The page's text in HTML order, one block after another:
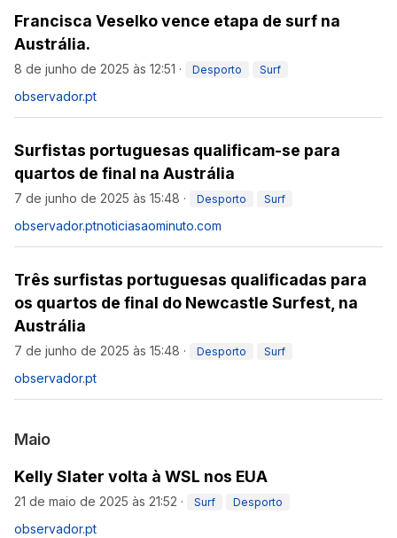
Francisca Veselko vence etapa de surf na
Austrália.
8 de junho de 2025 às 12:51 · Desporto Surf
observador.pt
Surfistas portuguesas qualificam-se para
quartos de final na Austrália
7 de junho de 2025 às 15:48 · Desporto Surf
observador.ptnoticiasaominuto.com
Três surfistas portuguesas qualificadas para
os quartos de final do Newcastle Surfest, na
Austrália
7 de junho de 2025 às 15:48 · Desporto Surf
observador.pt
Maio
Kelly Slater volta à WSL nos EUA
21 de maio de 2025 às 21:52 · Surf Desporto
observador.pt